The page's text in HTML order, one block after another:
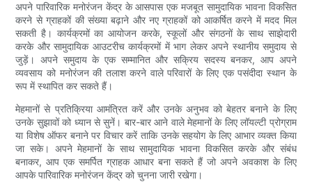
अपने पारिवारिक मनोरंजन केंद्र के आसपास एक मजबूत सामुदायिक भावना विकसित
करने से ग्राहकों की संख्या बढ़ाने और नए ग्राहकों को आकर्षित करने में मदद मिल
सकती है। कार्यक्रमों का आयोजन करके, स्कूलों और संगठनों के साथ साझेदारी
करके और सामुदायिक आउटरीच कार्यक्रमों में भाग लेकर अपने स्थानीय समुदाय से
जुड़ें। अपने समुदाय के एक सम्मानित और सक्रिय सदस्य बनकर, आप अपने
व्यवसाय को मनोरंजन की तलाश करने वाले परिवारों के लिए एक पसंदीदा स्थान के
रूप में स्थापित कर सकते हैं।
मेहमानों से प्रतिक्रिया आमंत्रित करें और उनके अनुभव को बेहतर बनाने के लिए
उनके सुझावों को ध्यान से सुनें। बार-बार आने वाले मेहमानों के लिए लॉयल्टी प्रोग्राम
या विशेष ऑफर बनाने पर विचार करें ताकि उनके सहयोग के लिए आभार व्यक्त किया
जा सके। अपने मेहमानों के साथ सामुदायिक भावना विकसित करके और संबंध
बनाकर, आप एक समर्पित ग्राहक आधार बना सकते हैं जो अपने अवकाश के लिए
आपके पारिवारिक मनोरंजन केंद्र को चुनना जारी रखेगा।